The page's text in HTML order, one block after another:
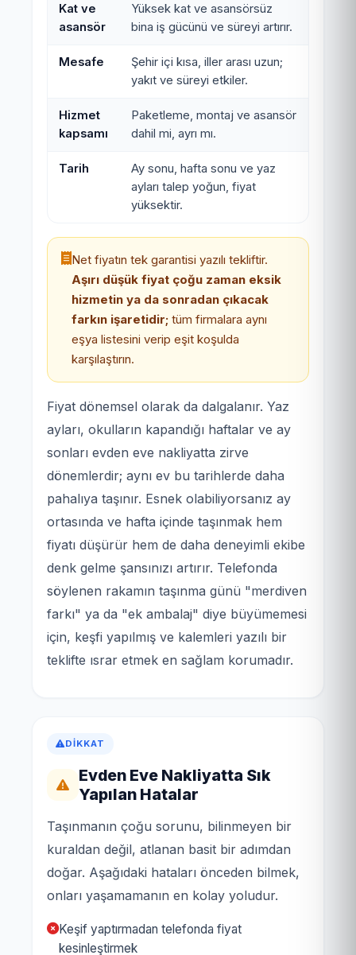
Kat ve
asansör
Yüksek kat ve asansörsüz
bina iş gücünü ve süreyi artırır.
Mesafe
Şehir içi kısa, iller arası uzun;
yakıt ve süreyi etkiler.
Hizmet
kapsamı
Paketleme, montaj ve asansör
dahil mi, ayrı mı.
Tarih
Ay sonu, hafta sonu ve yaz
ayları talep yoğun, fiyat
yüksektir.
Net fiyatın tek garantisi yazılı tekliftir.
Aşırı düşük fiyat çoğu zaman eksik
hizmetin ya da sonradan çıkacak
farkın işaretidir; tüm firmalara aynı
eşya listesini verip eşit koşulda
karşılaştırın.
Fiyat dönemsel olarak da dalgalanır. Yaz
ayları, okulların kapandığı haftalar ve ay
sonları evden eve nakliyatta zirve
dönemlerdir; aynı ev bu tarihlerde daha
pahalıya taşınır. Esnek olabiliyorsanız ay
ortasında ve hafta içinde taşınmak hem
fiyatı düşürür hem de daha deneyimli ekibe
denk gelme şansınızı artırır. Telefonda
söylenen rakamın taşınma günü "merdiven
farkı" ya da "ek ambalaj" diye büyümemesi
için, keşfi yapılmış ve kalemleri yazılı bir
teklifte ısrar etmek en sağlam korumadır.
DIKKAT
Evden Eve Nakliyatta Sık
Yapılan Hatalar
Taşınmanın çoğu sorunu, bilinmeyen bir
kuraldan değil, atlanan basit bir adımdan
doğar. Aşağıdaki hataları önceden bilmek,
onları yaşamamanın en kolay yoludur.
Keşif yaptırmadan telefonda fiyat
kesinleştirmek